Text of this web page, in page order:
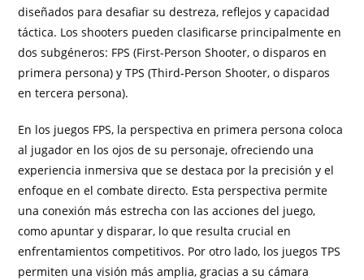
diseñados para desafiar su destreza, reflejos y capacidad
táctica. Los shooters pueden clasificarse principalmente en
dos subgéneros: FPS (First-Person Shooter, o disparos en
primera persona) y TPS (Third-Person Shooter, o disparos
en tercera persona).
En los juegos FPS, la perspectiva en primera persona coloca
al jugador en los ojos de su personaje, ofreciendo una
experiencia inmersiva que se destaca por la precisión y el
enfoque en el combate directo. Esta perspectiva permite
una conexión más estrecha con las acciones del juego,
como apuntar y disparar, lo que resulta crucial en
enfrentamientos competitivos. Por otro lado, los juegos TPS
permiten una visión más amplia, gracias a su cámara